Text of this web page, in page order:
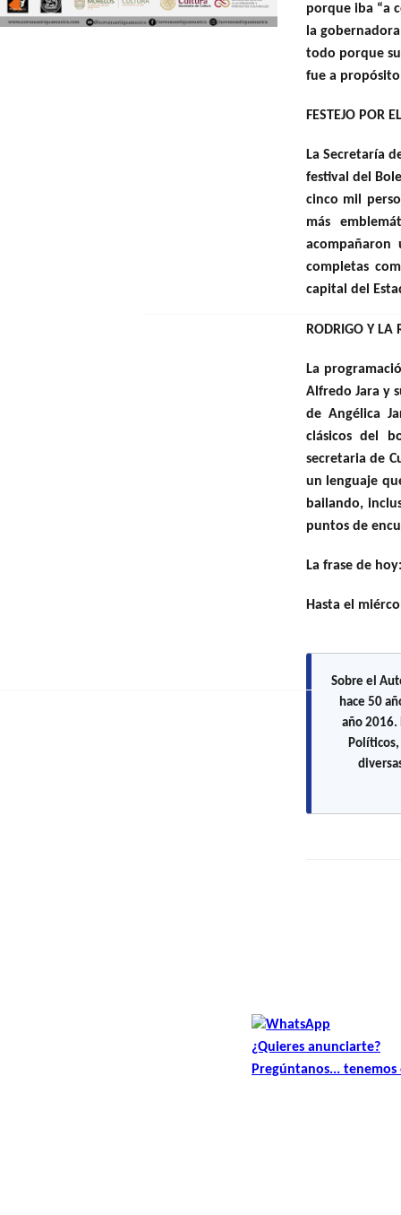
porque iba “a
la
todo porque
fue a
FESTEJO POR
La Secretaría
festival del
cinco mil
más
acompañaron
completas
capital del
RODRIGO Y LA
La
Alfredo Jara y
de Angélica
clásicos del
secretaria de
un lenguaje
bailando,
puntos de
La frase de
Hasta el
Sobre el
hace 50
año 2016.
Políticos,
¿Quieres anunciarte?
Pregúntanos...